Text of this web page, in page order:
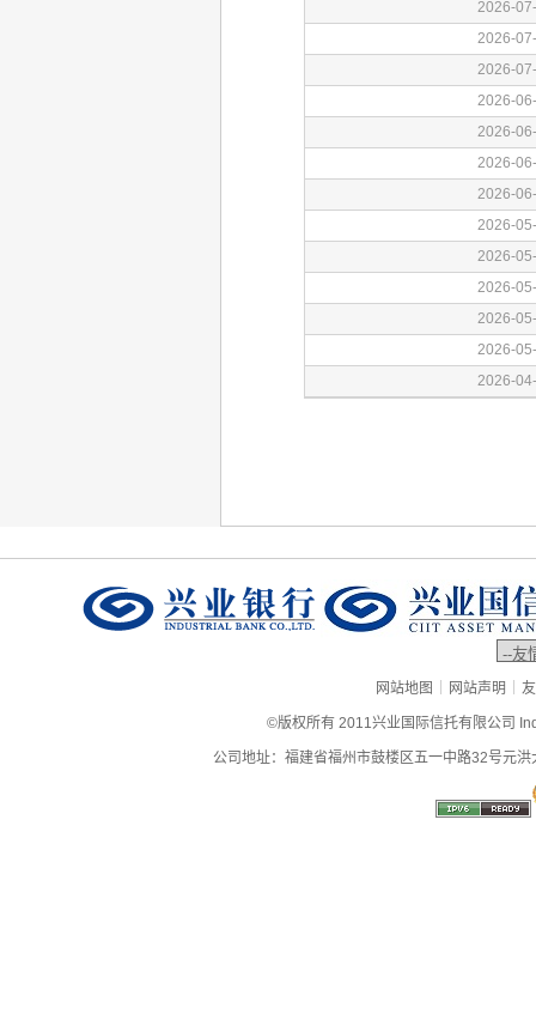
网站地图 | 网站声明 |
©版权所有 2011兴业国际信托有限公司
公司地址：福建省福州市鼓楼区五一中路32号元